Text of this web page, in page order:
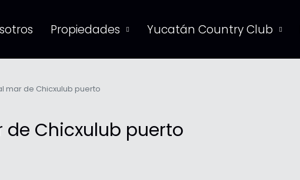
Propiedades Yucatán Country Club
mar de Chicxulub puerto
Chicxulub puerto